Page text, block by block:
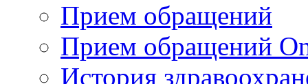
Прием обращений
Прием обращений
История